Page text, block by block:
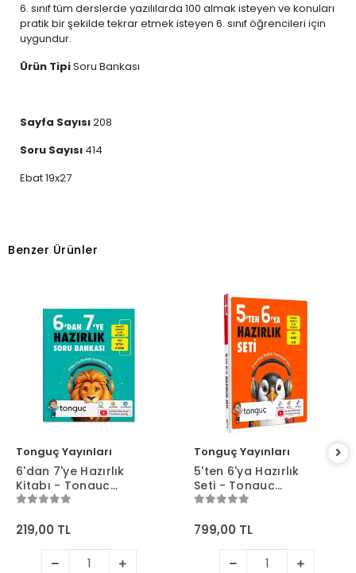
6. sınıf tüm derslerde yazılılarda 100 almak isteyen ve konuları
pratik bir şekilde tekrar etmek isteyen 6. sınıf öğrencileri için
uygundur.
Ürün TipiSoru Bankası
Sayfa Sayısı208
Soru Sayısı 414
Ebat 19x27
Benzer Ürünler
Tonguç Yayınları
6'dan 7'ye Hazırlık
Kitabı - Tonguç
Yayınları
219,00 TL
Tonguç Yayınları
5'ten 6'ya Hazırlık
Seti - Tonguç
Yayınları
799,00 TL